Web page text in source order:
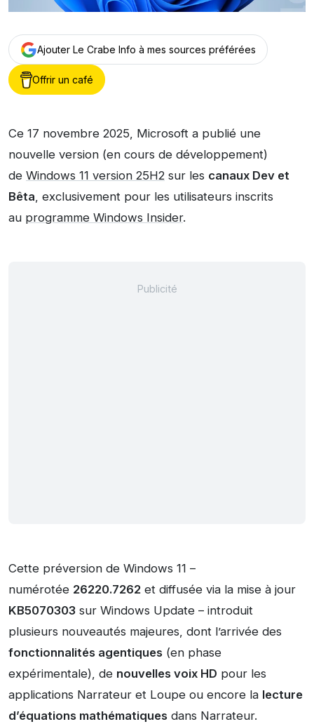
Ajouter Le Crabe Info à mes sources préférées
Offrir un café
Ce 17 novembre 2025, Microsoft a publié une
nouvelle version (en cours de développement)
de Windows 11 version 25H2 sur les canaux Dev et
Bêta, exclusivement pour les utilisateurs inscrits
au programme Windows Insider.
Cette préversion de Windows 11 –
numérotée 26220.7262 et diffusée via la mise à jour
KB5070303 sur Windows Update – introduit
plusieurs nouveautés majeures, dont l’arrivée des
fonctionnalités agentiques (en phase
expérimentale), de nouvelles voix HD pour les
applications Narrateur et Loupe ou encore la lecture
d’équations mathématiques dans Narrateur.